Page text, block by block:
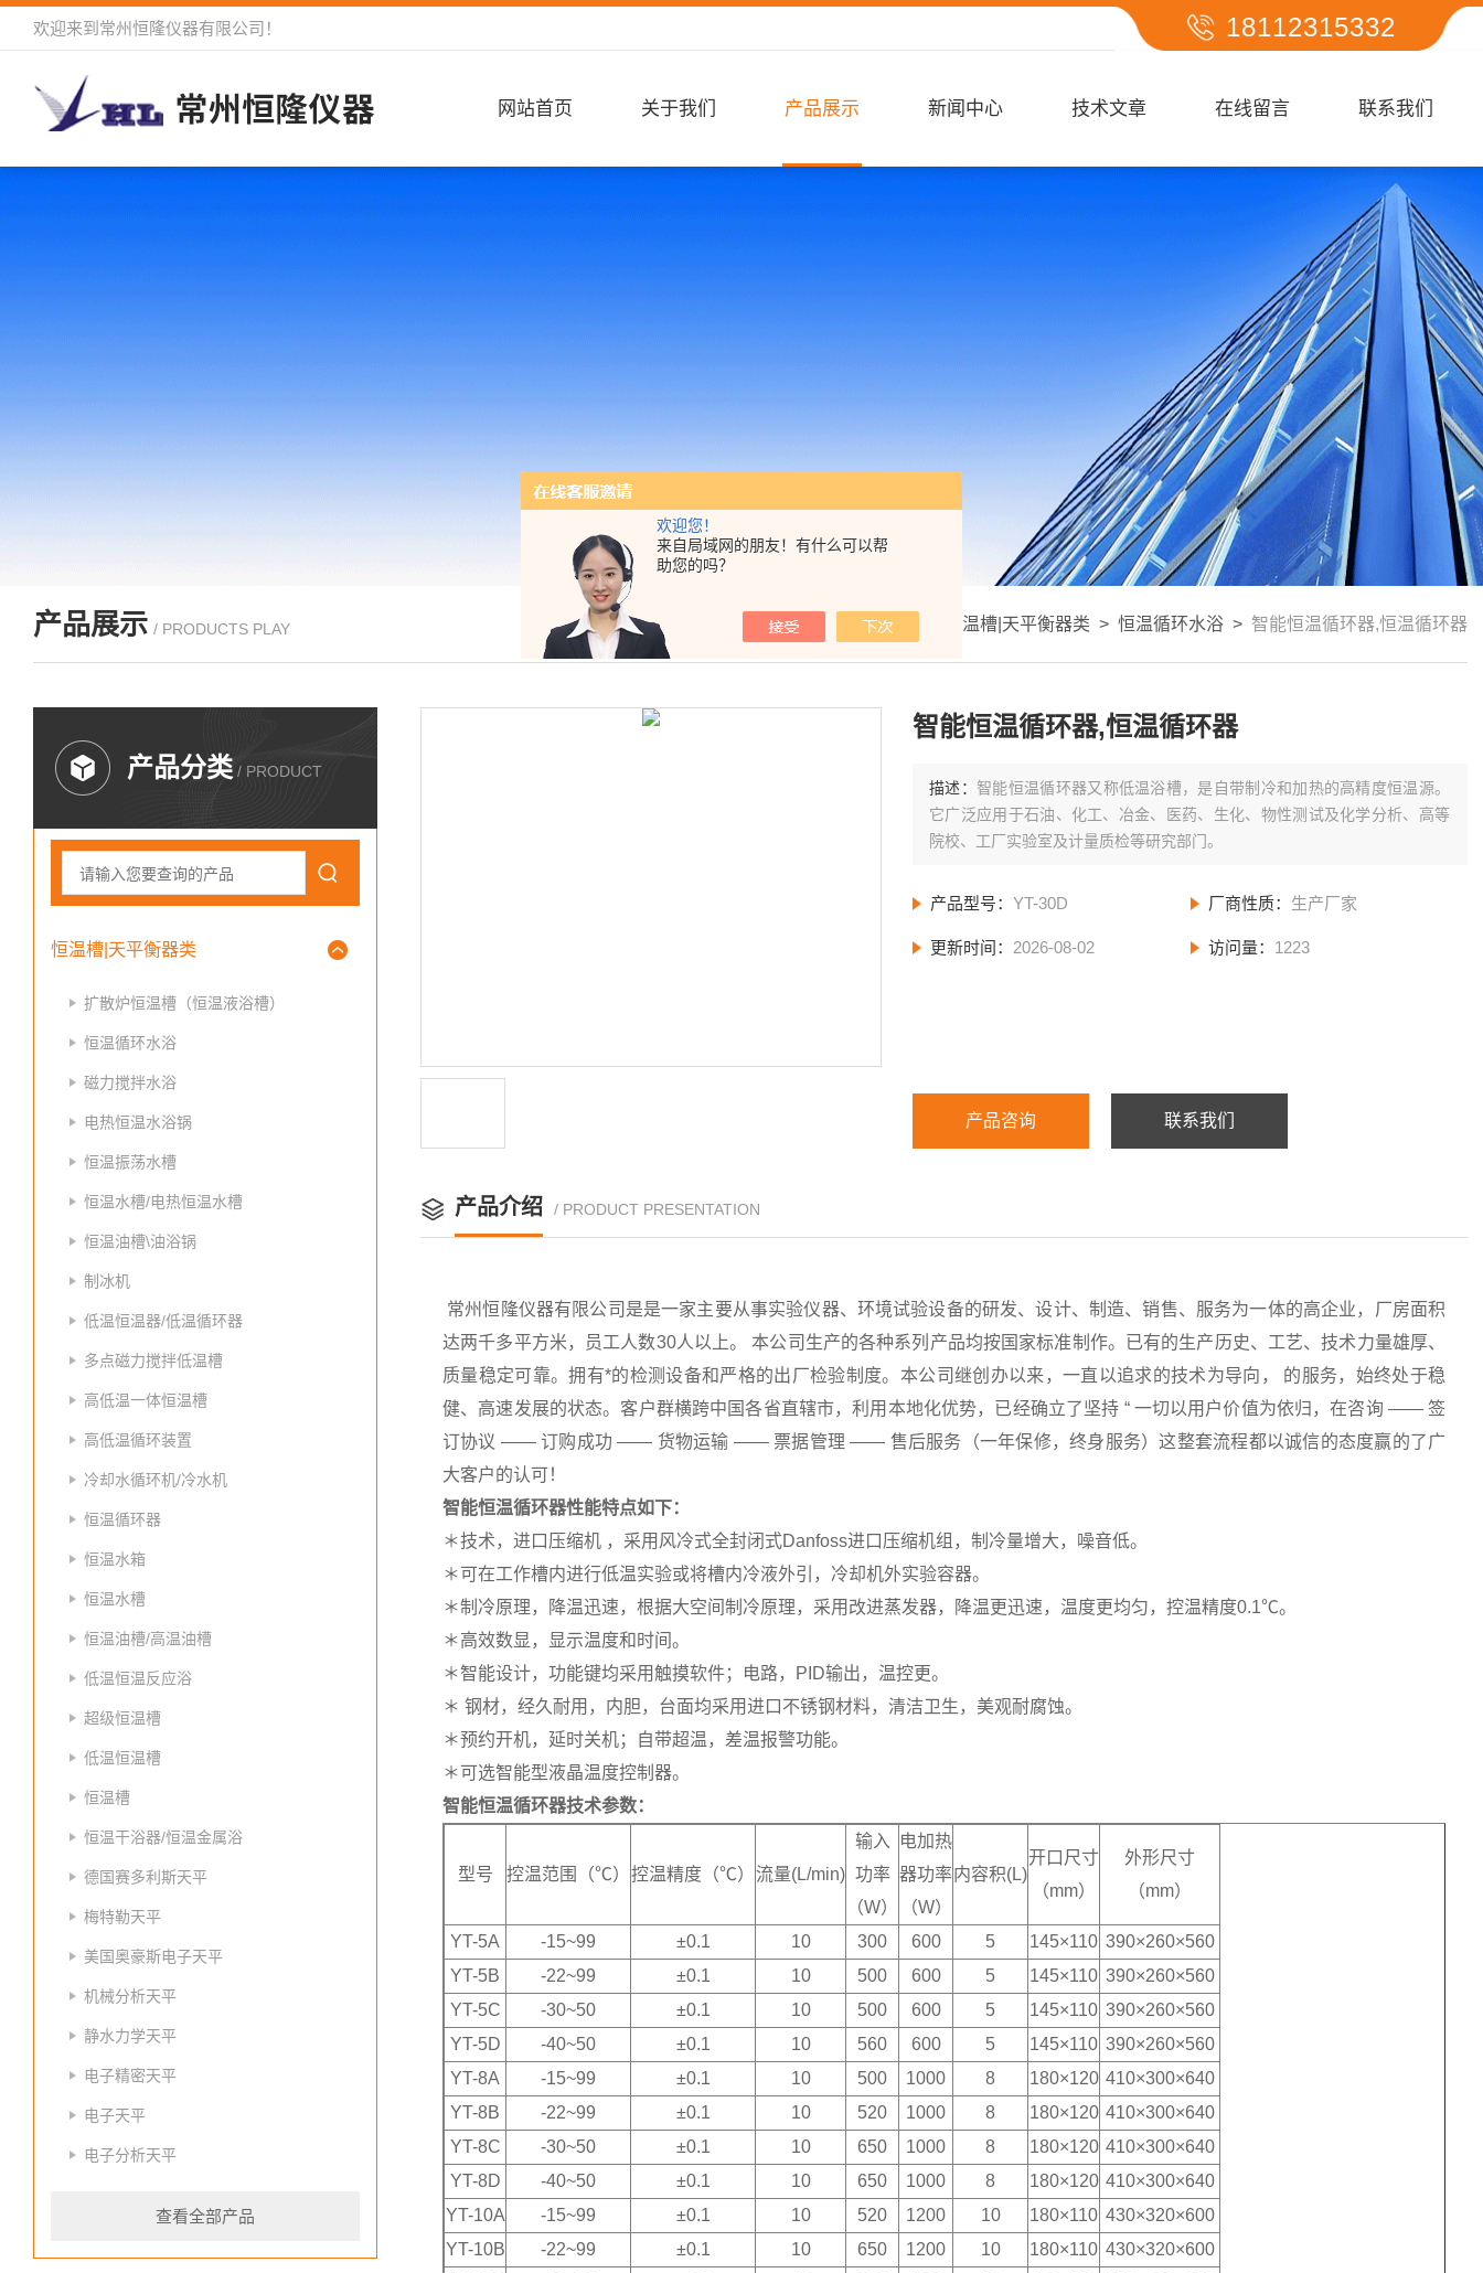
欢迎您！
来自局域网的朋友！有什么可以帮
助您的吗？
欢迎来到 常州恒隆仪器有限公司 ！ 18112315332
网站首页 关于我们 产品展示 新闻中心 技术文章 在线留言 联系我们
产品展示 / PRODUCTS PLAY 我的位置：首页 产品展示 恒温槽|天平衡器类 > 恒温循环水浴 > 智能恒温循环器,恒温循环器
产品分类 / PRODUCT
恒温槽|天平衡器类
扩散炉恒温槽（恒温液浴槽）
恒温循环水浴
磁力搅拌水浴
电热恒温水浴锅
恒温振荡水槽
恒温水槽/电热恒温水槽
恒温油槽\油浴锅
制冰机
低温恒温器/低温循环器
多点磁力搅拌低温槽
高低温一体恒温槽
高低温循环装置
冷却水循环机/冷水机
恒温循环器
恒温水箱
恒温水槽
恒温油槽/高温油槽
低温恒温反应浴
超级恒温槽
低温恒温槽
恒温槽
恒温干浴器/恒温金属浴
德国赛多利斯天平
梅特勒天平
美国奥豪斯电子天平
机械分析天平
静水力学天平
电子精密天平
电子天平
电子分析天平
查看全部产品
智能恒温循环器,恒温循环器
描述：智能恒温循环器又称低温浴槽，是自带制冷和加热的高精度恒温源。
它广泛应用于石油、化工、冶金、医药、生化、物性测试及化学分析、高等
院校、工厂实验室及计量质检等研究部门。
产品型号：YT-30D 厂商性质： 生产厂家
更新时间： 2026-08-02 访问量： 1223
产品咨询 联系我们
产品介绍 / PRODUCT PRESENTATION
常州恒隆仪器有限公司是是一家主要从事实验仪器、环境试验设备的研发、设计、制造、销售、服务为一体的高企业，厂房面积
达两千多平方米，员工人数30人以上。 本公司生产的各种系列产品均按国家标准制作。已有的生产历史、工艺、技术力量雄厚、
质量稳定可靠。拥有*的检测设备和严格的出厂检验制度。本公司继创办以来，一直以追求的技术为导向， 的服务，始终处于稳
健、高速发展的状态。客户群横跨中国各省直辖市，利用本地化优势，已经确立了坚持 “ 一切以用户价值为依归，在咨询 —— 签
订协议 —— 订购成功 —— 货物运输 —— 票据管理 —— 售后服务（一年保修，终身服务）这整套流程都以诚信的态度赢的了广
大客户的认可！
智能恒温循环器性能特点如下：
＊技术，进口压缩机 ，采用风冷式全封闭式Danfoss进口压缩机组，制冷量增大，噪音低。
＊可在工作槽内进行低温实验或将槽内冷液外引，冷却机外实验容器。
＊制冷原理，降温迅速，根据大空间制冷原理，采用改进蒸发器，降温更迅速，温度更均匀，控温精度0.1℃。
＊高效数显，显示温度和时间。
＊智能设计，功能键均采用触摸软件；电路，PID输出，温控更。
＊ 钢材，经久耐用，内胆，台面均采用进口不锈钢材料，清洁卫生，美观耐腐蚀。
＊预约开机，延时关机；自带超温，差温报警功能。
＊可选智能型液晶温度控制器。
智能恒温循环器技术参数：
型号 控温范围（℃） 控温精度（℃） 流量(L/min)
输入
功率
（W）
电加热
器功率
（W）
内容积(L)
开口尺寸
（mm）
外形尺寸
（mm）
YT-5A -15~99 ±0.1 10 300 600 5 145×110 390×260×560
YT-5B
-22~99 ±0.1 10 500 600 5 145×110 390×260×560
YT-5C
-30~50 ±0.1 10 500 600 5 145×110 390×260×560
YT-5D
-40~50 ±0.1 10 560 600 5 145×110 390×260×560
YT-8A
-15~99 ±0.1 10 500 1000 8 180×120 410×300×640
YT-8B
-22~99 ±0.1 10 520 1000 8 180×120 410×300×640
YT-8C
-30~50 ±0.1 10 650 1000 8 180×120 410×300×640
YT-8D
-40~50 ±0.1 10 650 1000 8 180×120 410×300×640
YT-10A
-15~99 ±0.1 10 520 1200 10 180×110 430×320×600
YT-10B
-22~99 ±0.1 10 650 1200 10 180×110 430×320×600